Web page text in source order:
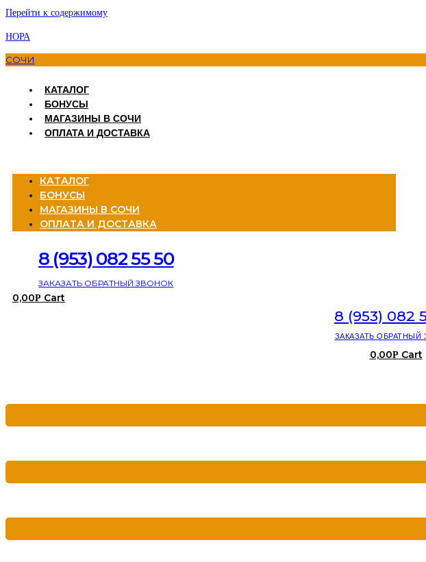
Перейти к содержимому
НОРА
СОЧИ
КАТАЛОГ
БОНУСЫ
МАГАЗИНЫ В СОЧИ
ОПЛАТА И ДОСТАВКА
КАТАЛОГ
БОНУСЫ
МАГАЗИНЫ В СОЧИ
ОПЛАТА И ДОСТАВКА
8 (953) 082 55 50
ЗАКАЗАТЬ ОБРАТНЫЙ ЗВОНОК
0,00Р Cart
8 (953) 082
ЗАКАЗАТЬ ОБРАТНЫЙ
0,00Р Cart